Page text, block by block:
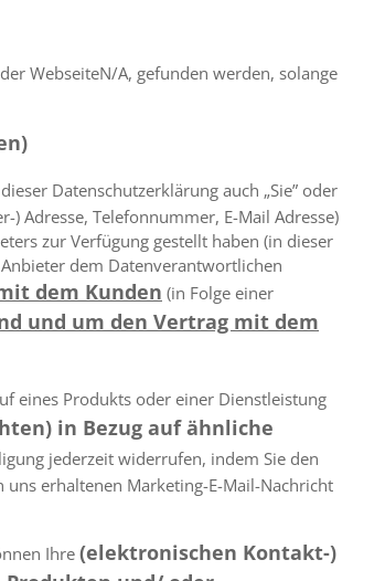
WebseiteN/A, gefunden werden, solange
Datenschutzerklärung auch „Sie” oder
) Adresse, Telefonnummer, E-Mail Adresse)
zur Verfügung gestellt haben (in dieser
dem Datenverantwortlichen
dem Kunden (in Folge einer
und um den Vertrag mit dem
eines Produkts oder einer Dienstleistung
in Bezug auf ähnliche
jederzeit widerrufen, indem Sie den
erhaltenen Marketing-E-Mail-Nachricht
Ihre (elektronischen Kontakt-)